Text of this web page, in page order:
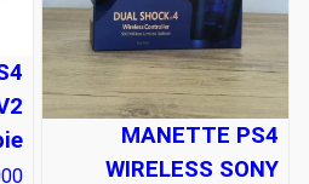
MANETTE PS4
WIRELESS SONY